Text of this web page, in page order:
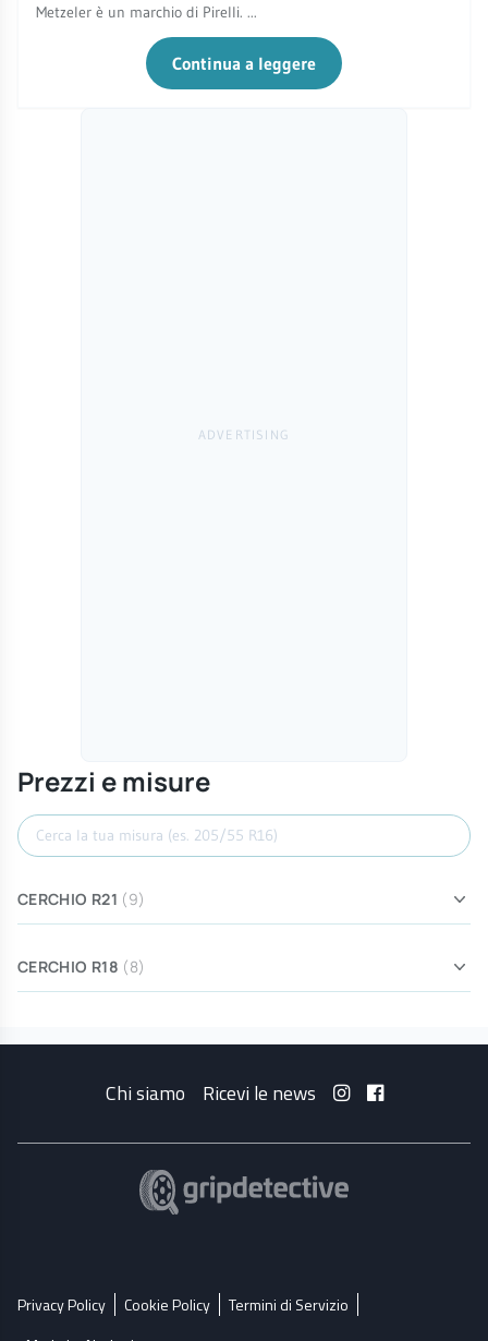
Metzeler è un marchio di Pirelli. ...
Continua a leggere
Prezzi e misure
Cerca misura
CERCHIO R21 (9)
CERCHIO R18 (8)
Chi siamo Ricevi le news
Privacy Policy Cookie Policy
Termini di Servizio